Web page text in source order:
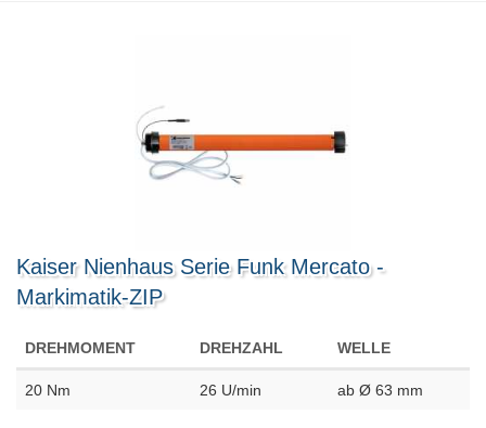
Kaiser Nienhaus Serie Funk Mercato -
Markimatik-ZIP
DREHMOMENT DREHZAHL WELLE
20 Nm 26 U/min ab Ø 63 mm